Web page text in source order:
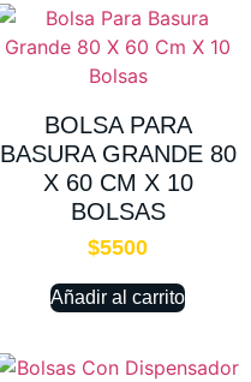
BOLSA PARA
BASURA GRANDE 80
X 60 CM X 10
BOLSAS
$5500
Añadir al carrito